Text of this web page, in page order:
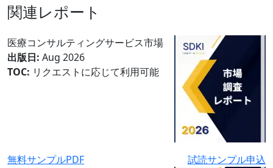
関連レポート
医療コンサルティングサービス市場
出版日: Aug 2026
TOC: リクエストに応じて利用可能
無料サンプルPDF
試読サンプル申込